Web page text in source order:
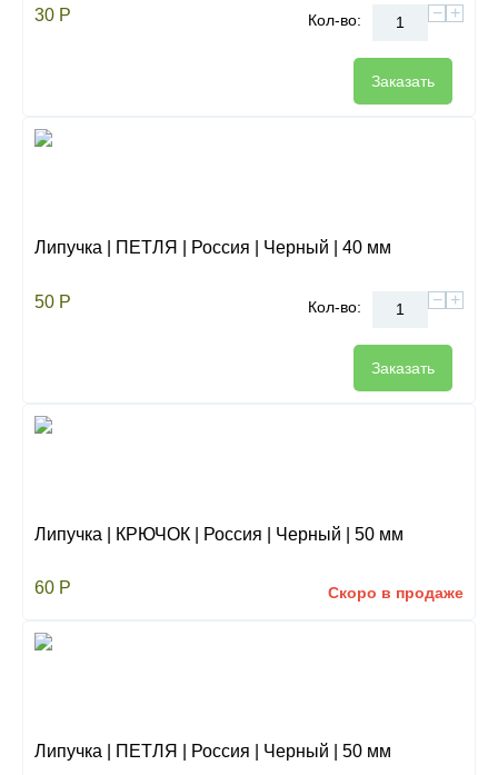
30 Р Кол-во: +
−
Заказать
Липучка | ПЕТЛЯ | Россия | Черный | 40 мм
50 Р Кол-во: +
−
Заказать
Липучка | КРЮЧОК | Россия | Черный | 50 мм
60 Р Скоро в продаже
Липучка | ПЕТЛЯ | Россия | Черный | 50 мм